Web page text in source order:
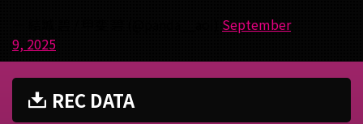
September
9, 2025
REC DATA